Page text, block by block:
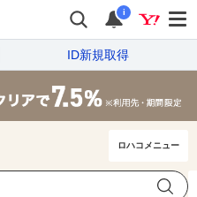
i
ID新規取得
ロハコメニュー